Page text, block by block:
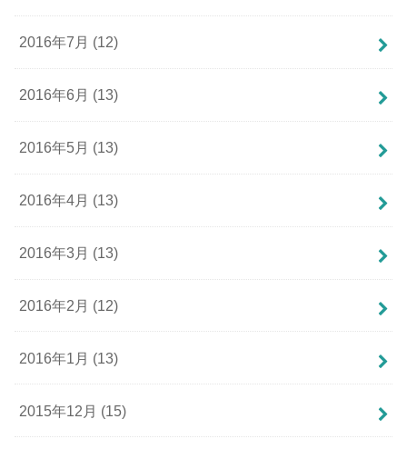
2016年7月 (12)
2016年6月 (13)
2016年5月 (13)
2016年4月 (13)
2016年3月 (13)
2016年2月 (12)
2016年1月 (13)
2015年12月 (15)